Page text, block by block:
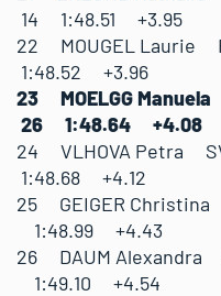
14 1:48.51 +3.95
22 MOUGEL
1:48.52 +3.96
23 MOELGG
26 1:48.64 +4.08
24 VLHOVA Petra
1:48.68 +4.12
25 GEIGER
1:48.99 +4.43
26 DAUM
1:49.10 +4.54